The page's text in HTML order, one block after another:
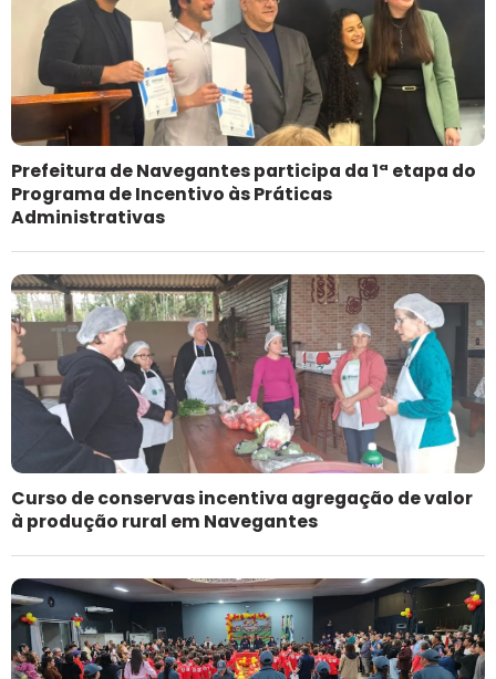
Prefeitura de Navegantes participa da 1ª etapa do
Programa de Incentivo às Práticas
Administrativas
Curso de conservas incentiva agregação de valor
à produção rural em Navegantes